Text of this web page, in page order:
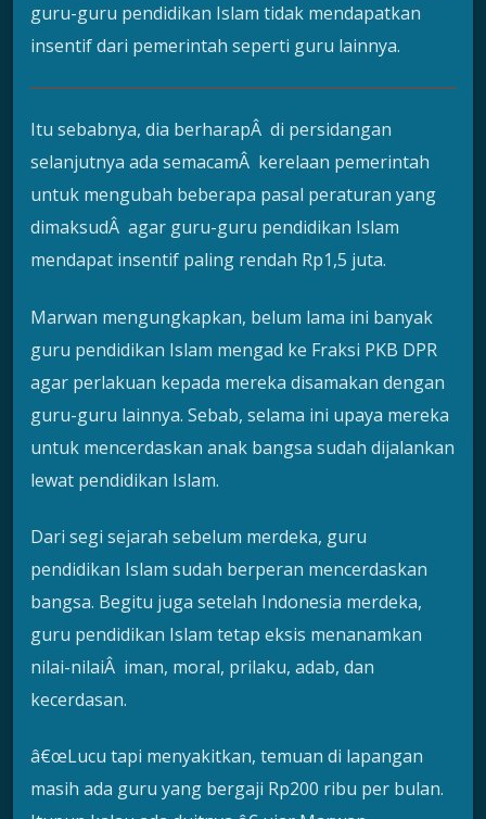
guru-guru pendidikan Islam tidak mendapatkan
insentif dari pemerintah seperti guru lainnya.
Itu sebabnya, dia berharapÂ di persidangan
selanjutnya ada semacamÂ kerelaan pemerintah
untuk mengubah beberapa pasal peraturan yang
dimaksudÂ agar guru-guru pendidikan Islam
mendapat insentif paling rendah Rp1,5 juta.
Marwan mengungkapkan, belum lama ini banyak
guru pendidikan Islam mengad ke Fraksi PKB DPR
agar perlakuan kepada mereka disamakan dengan
guru-guru lainnya. Sebab, selama ini upaya mereka
untuk mencerdaskan anak bangsa sudah dijalankan
lewat pendidikan Islam.
Dari segi sejarah sebelum merdeka, guru
pendidikan Islam sudah berperan mencerdaskan
bangsa. Begitu juga setelah Indonesia merdeka,
guru pendidikan Islam tetap eksis menanamkan
nilai-nilaiÂ iman, moral, prilaku, adab, dan
kecerdasan.
â€œLucu tapi menyakitkan, temuan di lapangan
masih ada guru yang bergaji Rp200 ribu per bulan.